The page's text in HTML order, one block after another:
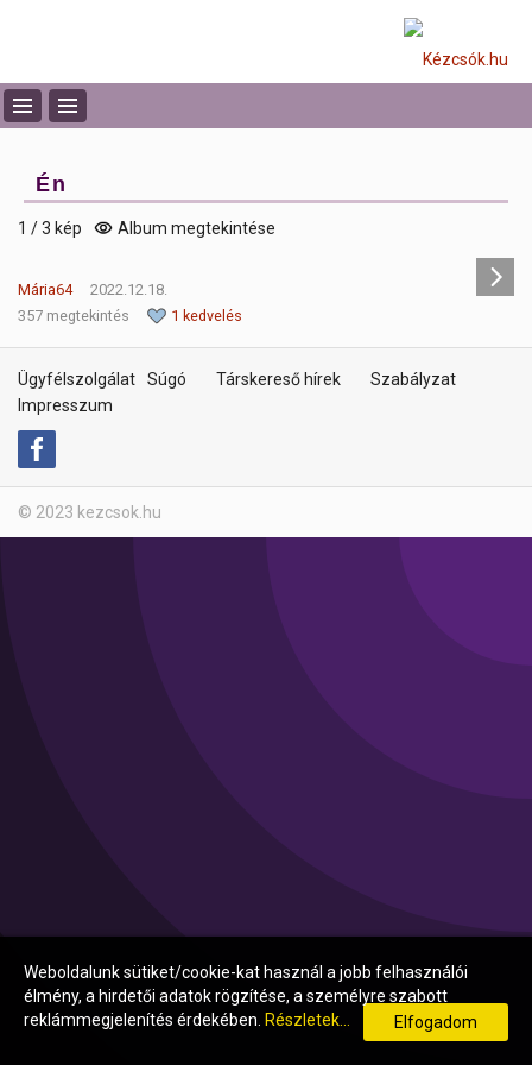
Én
1 / 3 kép Album megtekintése
Mária64
2022.12.18.
357 megtekintés
1 kedvelés
Ügyfélszolgálat Súgó Társkereső hírek
Szabályzat
Impresszum
© 2023 kezcsok.hu
Weboldalunk sütiket/cookie-kat használ a jobb felhasználói
élmény, a hirdetői adatok rögzítése, a személyre szabott
reklámmegjelenítés érdekében. Részletek... Elfogadom